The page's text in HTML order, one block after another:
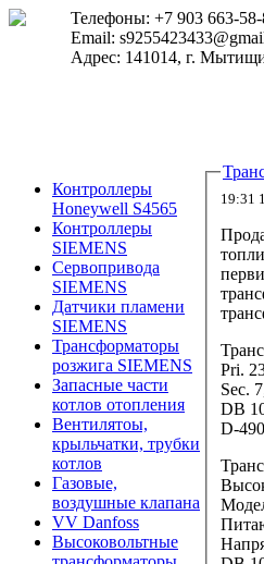
Телефоны: +7 903 663-
Email:
Адрес: 141014, г.
Контроллеры
Honeywell S4565
Контроллеры
SIEMENS
Сервопривода
SIEMENS
Датчики пламени
SIEMENS
Трансформаторы
розжига SIEMENS
Запасные части
котлов отопления
Вентилятоы,
крыльчатки, трубки
котлов
Газовые,
воздушные клапана
VV Danfoss
Высоковольтные
19:31
Pri.
Sec.
DB
D-